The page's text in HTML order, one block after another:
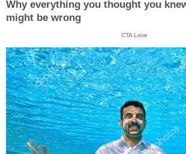
Why everything you thought you
might be wrong
CTA Love